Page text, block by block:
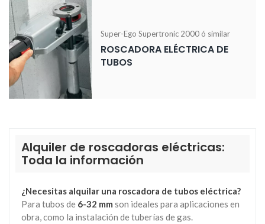
Super-Ego Supertronic 2000 ó similar
ROSCADORA ELÉCTRICA DE
TUBOS
Alquiler de roscadoras eléctricas:
Toda la información
¿Necesitas alquilar una roscadora de tubos eléctrica?
Para tubos de 6-32 mm son ideales para aplicaciones en
obra, como la instalación de tuberías de gas.